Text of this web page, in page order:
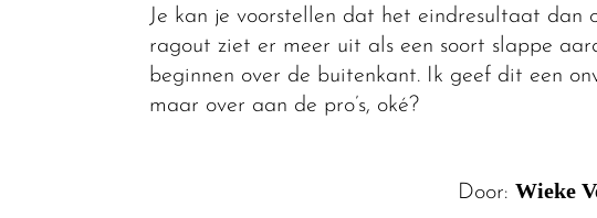
Je kan je voorstellen dat het eindresultaat dan
ragout ziet er meer uit als een soort slappe
beginnen over de buitenkant. Ik geef dit een
maar over aan de pro’s, oké?
Door: Wieke